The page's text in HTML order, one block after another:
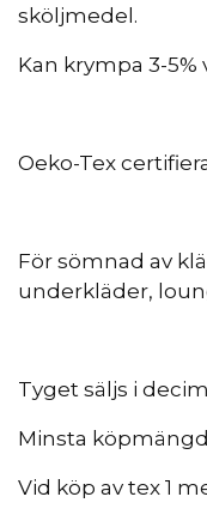
sköljmedel.
Kan krympa 3-
Oeko-Tex
För sömnad av
underkläder,
Tyget säljs i
Minsta
Vid köp av tex 1